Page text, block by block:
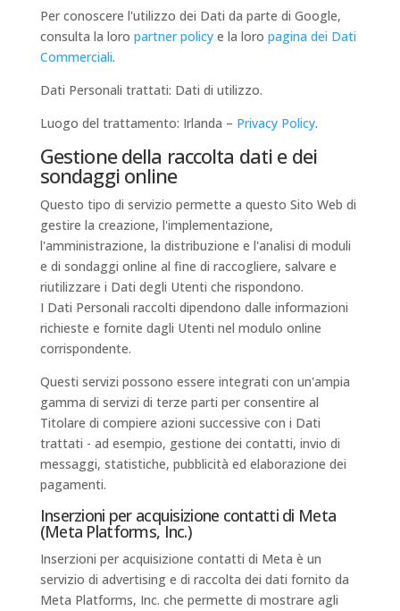
Per conoscere l'utilizzo dei Dati da parte di Google,
consulta la loro partner policye la loro pagina dei Dati
Commerciali.
Dati Personali trattati: Dati di utilizzo.
Luogo del trattamento: Irlanda – Privacy Policy.
Gestione della raccolta dati e dei
sondaggi online
Questo tipo di servizio permette a questo Sito Web di
gestire la creazione, l'implementazione,
l'amministrazione, la distribuzione e l'analisi di moduli
e di sondaggi online al fine di raccogliere, salvare e
riutilizzare i Dati degli Utenti che rispondono.
I Dati Personali raccolti dipendono dalle informazioni
richieste e fornite dagli Utenti nel modulo online
corrispondente.
Questi servizi possono essere integrati con un'ampia
gamma di servizi di terze parti per consentire al
Titolare di compiere azioni successive con i Dati
trattati - ad esempio, gestione dei contatti, invio di
messaggi, statistiche, pubblicità ed elaborazione dei
pagamenti.
Inserzioni per acquisizione contatti di Meta
(Meta Platforms, Inc.)
Inserzioni per acquisizione contatti di Meta è un
servizio di advertising e di raccolta dei dati fornito da
Meta Platforms, Inc. che permette di mostrare agli